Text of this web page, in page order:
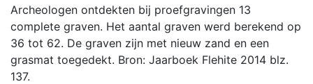
Archeologen ontdekten bij proefgravingen 13
complete graven. Het aantal graven werd berekend op
36 tot 62. De graven zijn met nieuw zand en een
grasmat toegedekt. Bron: Jaarboek Flehite 2014 blz.
137.